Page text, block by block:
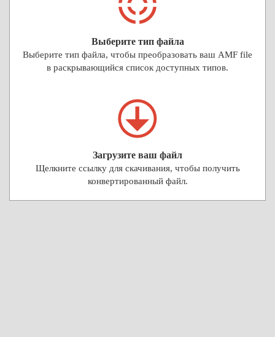
Выберите тип файла
Выберите тип файла, чтобы преобразовать ваш AMF file
в раскрывающийся список доступных типов.
Загрузите ваш файл
Щелкните ссылку для скачивания, чтобы получить
конвертированный файл.